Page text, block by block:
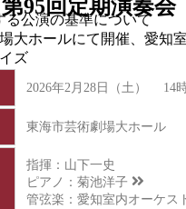
る公演の基準について
ズ
95回定期演奏会
大ホールにて開催、愛知
2026年2月28日（土） 14
東海市芸術劇場大ホール
指揮：山下一史
ピアノ： 菊池洋子
管弦楽：愛知室内オーケス